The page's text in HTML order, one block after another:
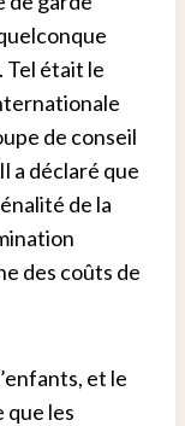
Tel était le
de conseil
a déclaré que
de la
des coûts de
et le
que les